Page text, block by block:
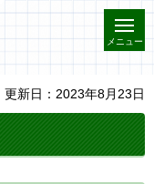
メニュー
更新日：2023年8月23日